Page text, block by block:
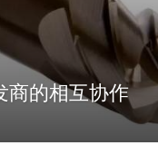
商的相互协作